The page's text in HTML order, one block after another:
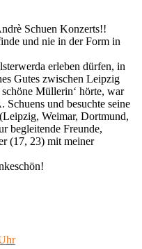
Schuen Konzerts!!
und nie in der Form in
erleben dürfen, in
Gutes zwischen Leipzig
Müllerin‘ hörte, war
und besuchte seine
Weimar, Dortmund,
begleitende Freunde,
(17, 23) mit meiner